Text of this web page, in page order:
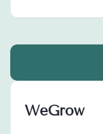
WeGrow